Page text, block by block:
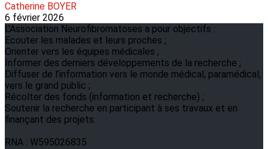
Catherine BOYER
6 février 2026
L'Association Neurofibromatoses a pour objectifs :
Ecouter les malades et leurs proches ;
Orienter vers les équipes médicales ;
Informer des derniers développements de la recherche ;
Diffuser de l’information vers le monde médical, paramédical,
vers le grand public ;
Récolter des fonds (information et recherche) ;
Soutenir la recherche en participant à ses travaux et en
finançant des projets.
RNA : W595026835